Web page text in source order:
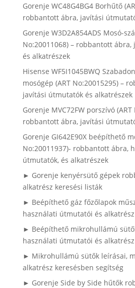
Gorenje WC48G4BG4 Borhűtő
robbantott ábra, javítási
Gorenje W3D2A854ADS Mosó-
No:20011068) – robbantott
és alkatrészek
Hisense WF5I1045BWQ
mosógép (ART No:20015295) –
javítási útmutatók és alkatrészek
Gorenje MVC72FW porszívó (ART
robbantott ábra, javítási
Gorenje GI642E90X beépíthető
No:20011937)- robbantott ábra,
útmutatók, és alkatrészek
► Gorenje kenyérsütő gépek
alkatrész keresési listák
► Beépíthető gáz főzőlapok
használati útmutatói és
► Beépíthető mikrohullámú
használati útmutatói és
► Mikrohullámú sütők leírásai,
alkatrész keresésben segítség
► Gorenje Side by Side hűtők